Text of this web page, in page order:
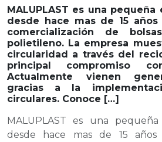
MALUPLAST es una
desde hace mas de 15
comercialización de
polietileno. La empresa
circularidad a través del
principal compromiso
Actualmente vienen
gracias a la
circulares. Conoce […]
MALUPLAST es una
desde hace mas de 15